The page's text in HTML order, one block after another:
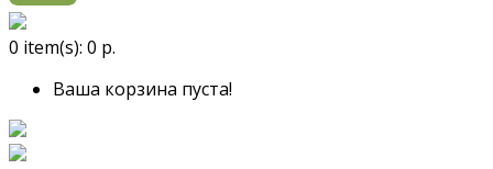
0 item(s): 0 р.
Ваша корзина пуста!